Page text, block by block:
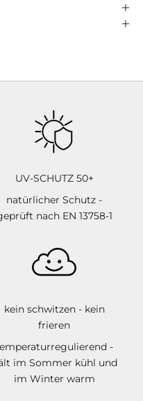
UV-SCHUTZ 50+
natürlicher Schutz -
nach EN 13758-1
kein schwitzen - kein
frieren
-
im Sommer kühl und
im Winter warm